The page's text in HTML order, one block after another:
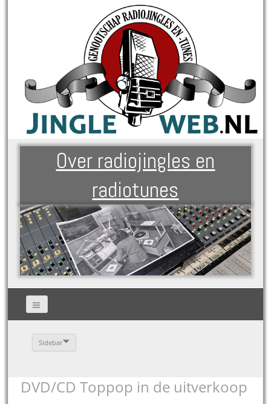
Over radiojingles en
radiotunes
Sidebar
DVD/CD Toppop in de uitverkoop